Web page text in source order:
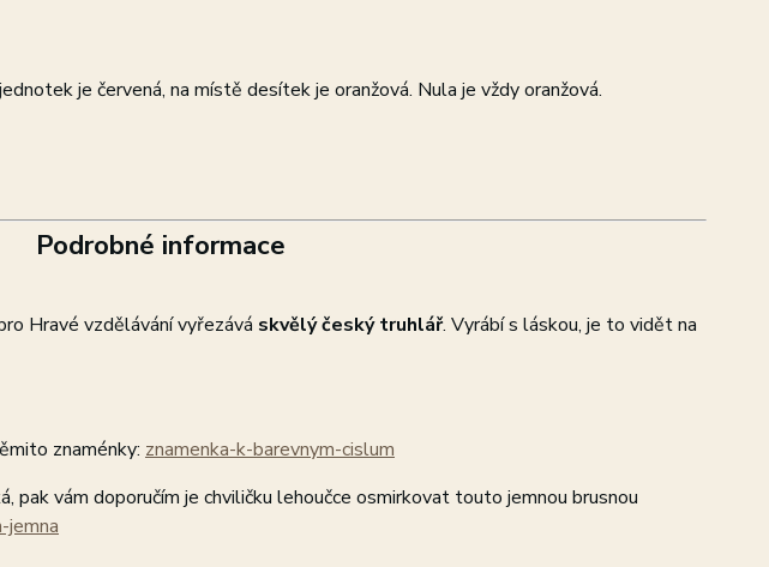
je červená, na místě desítek je oranžová. Nula je vždy oranžová.
Podrobné informace
Hravé vzdělávání vyřezává skvělý český truhlář. Vyrábí s láskou, je to vidět na
znaménky: znamenka-k-barevnym-cislum
pak vám doporučím je chviličku lehoučce osmirkovat touto jemnou brusnou
jemna